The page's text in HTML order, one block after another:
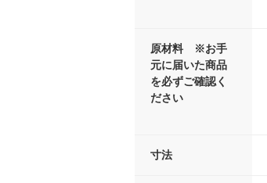
原材料 ※お手
元に届いた商品
を必ずご確認く
ださい
寸法